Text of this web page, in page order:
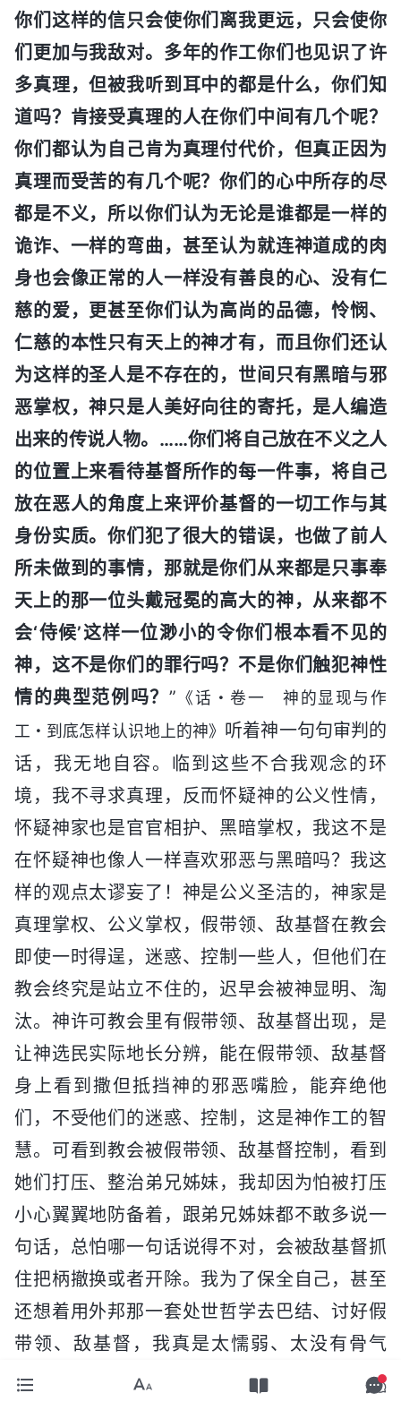
你们这样的信只会使你们离我更远，只会使你
们更加与我敌对。多年的作工你们也见识了许
多真理，但被我听到耳中的都是什么，你们知
道吗？肯接受真理的人在你们中间有几个呢？
你们都认为自己肯为真理付代价，但真正因为
真理而受苦的有几个呢？你们的心中所存的尽
都是不义，所以你们认为无论是谁都是一样的
诡诈、一样的弯曲，甚至认为就连神道成的肉
身也会像正常的人一样没有善良的心、没有仁
慈的爱，更甚至你们认为高尚的品德，怜悯、
仁慈的本性只有天上的神才有，而且你们还认
为这样的圣人是不存在的，世间只有黑暗与邪
恶掌权，神只是人美好向往的寄托，是人编造
出来的传说人物。……你们将自己放在不义之人
的位置上来看待基督所作的每一件事，将自己
放在恶人的角度上来评价基督的一切工作与其
身份实质。你们犯了很大的错误，也做了前人
所未做到的事情，那就是你们从来都是只事奉
天上的那一位头戴冠冕的高大的神，从来都不
会‘侍候’这样一位渺小的令你们根本看不见的
神，这不是你们的罪行吗？不是你们触犯神性
情的典型范例吗？ ” 《话・卷一 神的显现与作
工・到底怎样认识地上的神》 听着神一句句审判的
话，我无地自容。临到这些不合我观念的环
境，我不寻求真理，反而怀疑神的公义性情，
怀疑神家也是官官相护、黑暗掌权，我这不是
在怀疑神也像人一样喜欢邪恶与黑暗吗？我这
样的观点太谬妄了！神是公义圣洁的，神家是
真理掌权、公义掌权，假带领、敌基督在教会
即使一时得逞，迷惑、控制一些人，但他们在
教会终究是站立不住的，迟早会被神显明、淘
汰。神许可教会里有假带领、敌基督出现，是
让神选民实际地长分辨，能在假带领、敌基督
身上看到撒但抵挡神的邪恶嘴脸，能弃绝他
们，不受他们的迷惑、控制，这是神作工的智
慧。可看到教会被假带领、敌基督控制，看到
她们打压、整治弟兄姊妹，我却因为怕被打压
小心翼翼地防备着，跟弟兄姊妹都不敢多说一
句话，总怕哪一句话说得不对，会被敌基督抓
住把柄撤换或者开除。我为了保全自己，甚至
还想着用外邦那一套处世哲学去巴结、讨好假
带领、敌基督，我真是太懦弱、太没有骨气
了！我这是在否认神的公义，不相信神家是真